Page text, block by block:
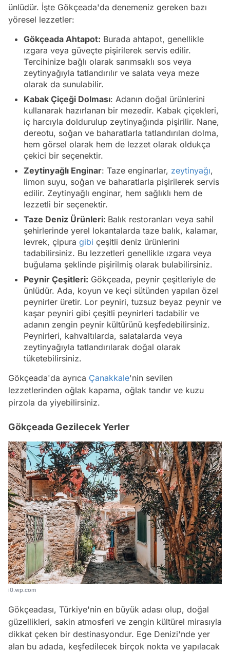
ünlüdür. İşte Gökçeada'da denemeniz gereken bazı
yöresel lezzetler:
Gökçeada Ahtapot: Burada ahtapot, genellikle
ızgara veya güveçte pişirilerek servis edilir.
Tercihinize bağlı olarak sarımsaklı sos veya
zeytinyağıyla tatlandırılır ve salata veya meze
olarak da sunulabilir.
Kabak Çiçeği Dolması: Adanın doğal ürünlerini
kullanarak hazırlanan bir mezedir. Kabak çiçekleri,
iç harcıyla doldurulup zeytinyağında pişirilir. Nane,
dereotu, soğan ve baharatlarla tatlandırılan dolma,
hem görsel olarak hem de lezzet olarak oldukça
çekici bir seçenektir.
Zeytinyağlı Enginar: Taze enginarlar, zeytinyağı,
limon suyu, soğan ve baharatlarla pişirilerek servis
edilir. Zeytinyağlı enginar, hem sağlıklı hem de
lezzetli bir seçenektir.
Taze Deniz Ürünleri: Balık restoranları veya sahil
şehirlerinde yerel lokantalarda taze balık, kalamar,
levrek, çipura gibi çeşitli deniz ürünlerini
tadabilirsiniz. Bu lezzetleri genellikle ızgara veya
buğulama şeklinde pişirilmiş olarak bulabilirsiniz.
Peynir Çeşitleri: Gökçeada, peynir çeşitleriyle de
ünlüdür. Ada, koyun ve keçi sütünden yapılan özel
peynirler üretir. Lor peyniri, tuzsuz beyaz peynir ve
kaşar peyniri gibi çeşitli peynirleri tadabilir ve
adanın zengin peynir kültürünü keşfedebilirsiniz.
Peynirleri, kahvaltılarda, salatalarda veya
zeytinyağıyla tatlandırılarak doğal olarak
tüketebilirsiniz.
Gökçeada'da ayrıca Çanakkale'nin sevilen
lezzetlerinden oğlak kapama, oğlak tandır ve kuzu
pirzola da yiyebilirsiniz.
Gökçeada Gezilecek Yerler
i0.wp.com
Gökçeadası, Türkiye'nin en büyük adası olup, doğal
güzellikleri, sakin atmosferi ve zengin kültürel mirasıyla
dikkat çeken bir destinasyondur. Ege Denizi'nde yer
alan bu adada, keşfedilecek birçok nokta ve yapılacak